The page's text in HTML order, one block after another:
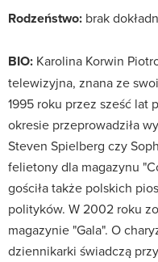
Rodzeństwo: brak
BIO: Karolina Korwin
telewizyjna, znana ze
1995 roku przez sześć lat
okresie przeprowadziła
Steven Spielberg czy
felietony dla magazynu
gościła także polskich
polityków. W 2002 roku
magazynie "Gala". O
dziennikarki świadczą